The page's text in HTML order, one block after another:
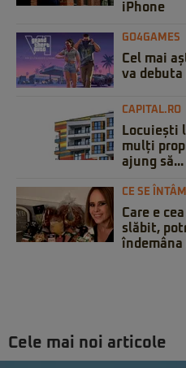
iPhone
GO4GAMES
Cel mai
va
CAPITAL.RO
Locuiești
mulți
ajung să...
CE SE
Care e
slăbit,
îndemâna
Cele mai noi articole